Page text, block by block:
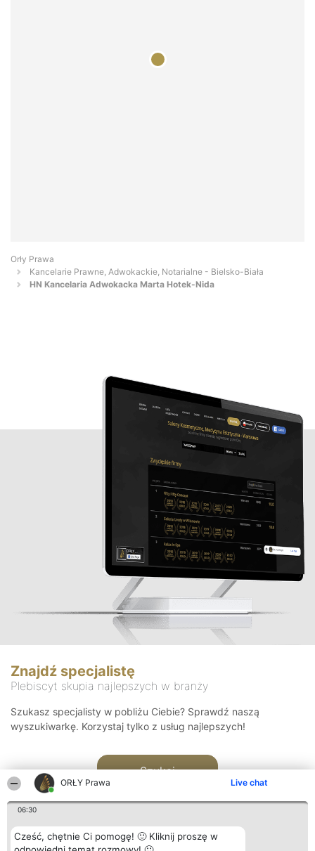
ORŁY Prawa Live chat
06:30
Cześć, chętnie Ci pomogę! 🙂 Kliknij proszę w
Orły Prawa
Kancelarie Prawne, Adwokackie, Notarialne - Bielsko-Biała
HN Kancelaria Adwokacka Marta Hotek-Nida
Znajdź specjalistę
Plebiscyt skupia najlepszych w branży
Szukasz specjalisty w pobliżu Ciebie? Sprawdź naszą
wyszukiwarkę. Korzystaj tylko z usług najlepszych!
Szukaj